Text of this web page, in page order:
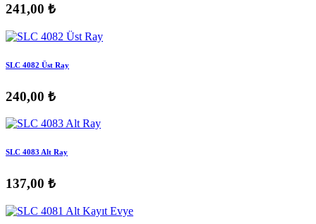
241,00 ₺
SLC 4082 Üst Ray
240,00 ₺
SLC 4083 Alt Ray
137,00 ₺